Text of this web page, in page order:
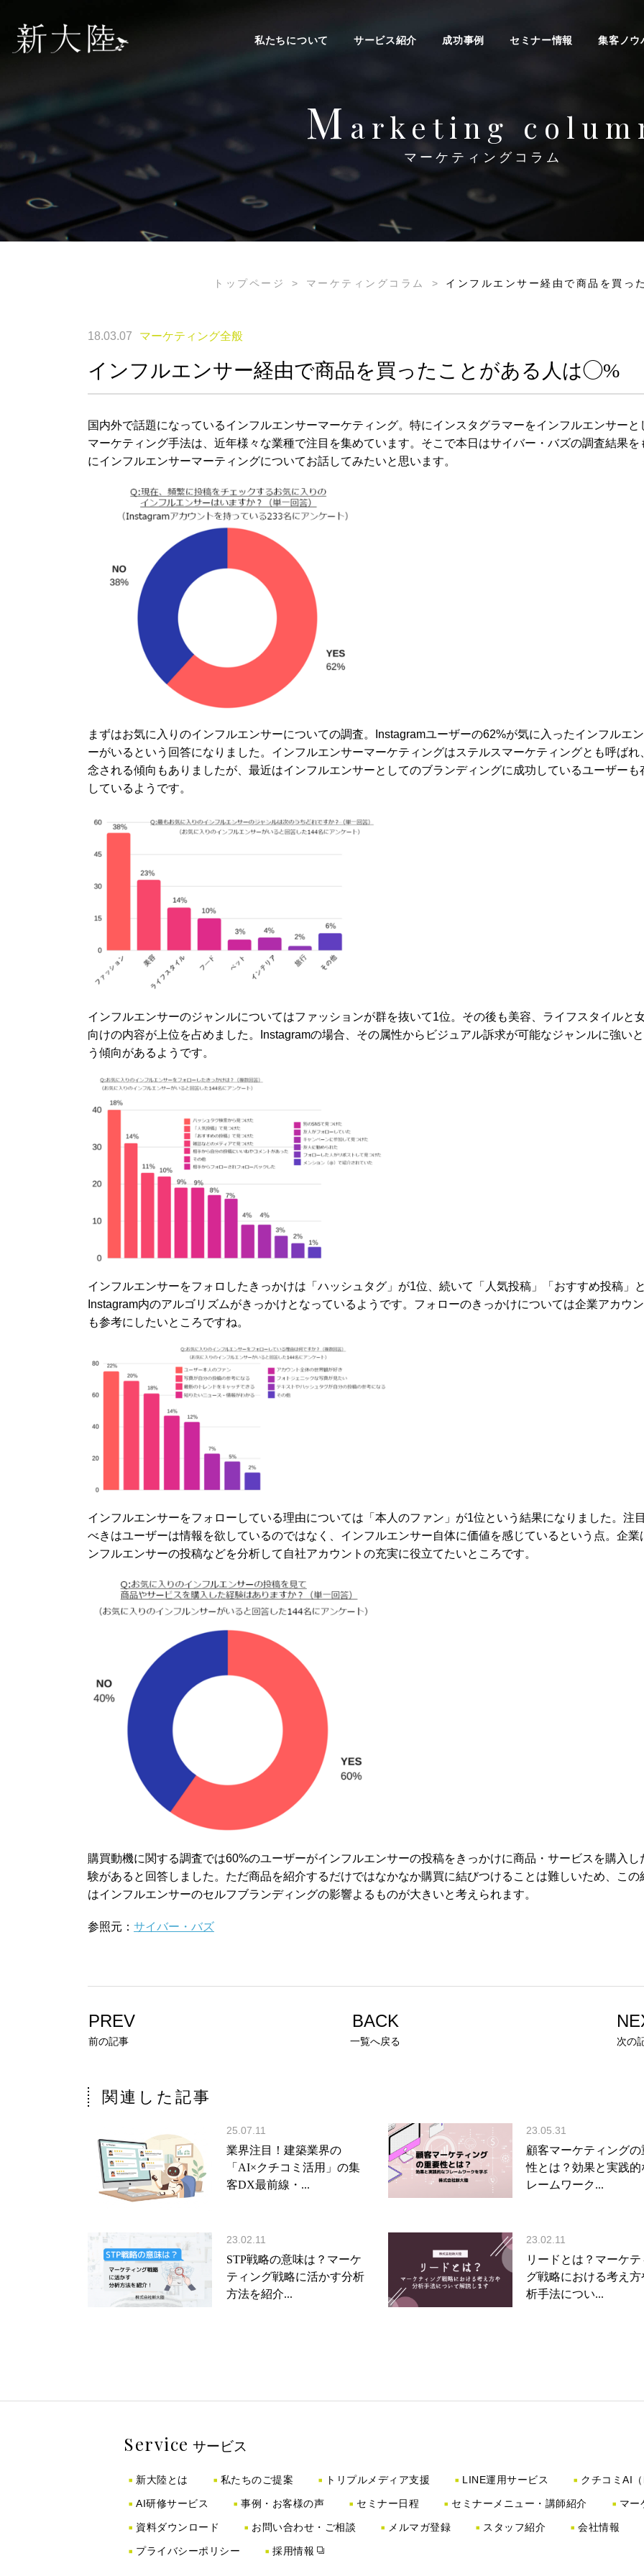
私たちについて サービス紹介 成功事例 セミナー情報 集客ノウ
M arketing
マーケティングコラム
トップページ > マーケティングコラム > インフルエンサー経由で商品を買っ
18.03.07 マーケティング全般
インフルエンサー経由で商品を買ったことがある人は◯%
国内外で話題になっているインフルエンサーマーケティング。特にインスタグラマーをインフルエンサーと
マーケティング手法は、近年様々な業種で注目を集めています。そこで本日はサイバー・バズの調査結果を
にインフルエンサーマーティングについてお話してみたいと思います。
まずはお気に入りのインフルエンサーについての調査。Instagramユーザーの62%が気に入ったインフルエ
ーがいるという回答になりました。インフルエンサーマーケティングはステルスマーケティングとも呼ばれ
念される傾向もありましたが、最近はインフルエンサーとしてのブランディングに成功しているユーザーも
しているようです。
インフルエンサーのジャンルについてはファッションが群を抜いて1位。その後も美容、ライフスタイルと
向けの内容が上位を占めました。Instagramの場合、その属性からビジュアル訴求が可能なジャンルに強い
う傾向があるようです。
インフルエンサーをフォロしたきっかけは「ハッシュタグ」が1位、続いて「人気投稿」「おすすめ投稿」と
Instagram内のアルゴリズムがきっかけとなっているようです。フォローのきっかけについては企業アカウン
も参考にしたいところですね。
インフルエンサーをフォローしている理由については「本人のファン」が1位という結果になりました。注
べきはユーザーは情報を欲しているのではなく、インフルエンサー自体に価値を感じているという点。企業
ンフルエンサーの投稿などを分析して自社アカウントの充実に役立てたいところです。
購買動機に関する調査では60%のユーザーがインフルエンサーの投稿をきっかけに商品・サービスを購入し
験があると回答しました。ただ商品を紹介するだけではなかなか購買に結びつけることは難しいため、この
はインフルエンサーのセルフブランディングの影響よるものが大きいと考えられます。
参照元： サイバー・バズ
PREV
前の記事
BACK
一覧へ戻る 次の
関連した記事
25.07.11
業界注目！建築業界の
「AI×クチコミ活用」の集
客DX最前線・...
23.05.31
顧客マーケティングの
性とは？効果と実践的
レームワーク...
23.02.11
STP戦略の意味は？マーケ
ティング戦略に活かす分析
方法を紹介...
23.02.11
リードとは？マーケテ
グ戦略における考え方
析手法につい...
Service サービス
新大陸とは 私たちのご提案 トリプルメディア支援 LINE運用サービス クチコミAI
AI研修サービス 事例・お客様の声 セミナー日程 セミナーメニュー・講師紹介 マー
資料ダウンロード お問い合わせ・ご相談 メルマガ登録 スタッフ紹介 会社情報
プライバシーポリシー 採用情報